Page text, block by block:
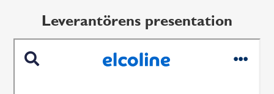
Leverantörens presentation